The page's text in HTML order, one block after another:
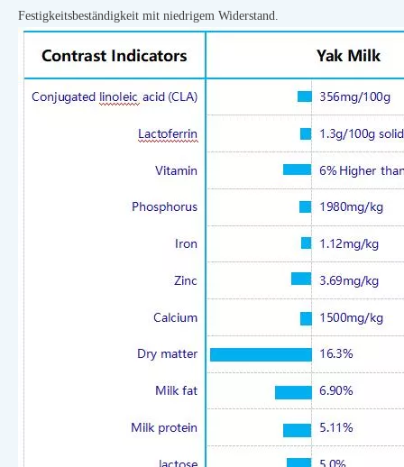
Festigkeitsbeständigkeit mit niedrigem Widerstand.